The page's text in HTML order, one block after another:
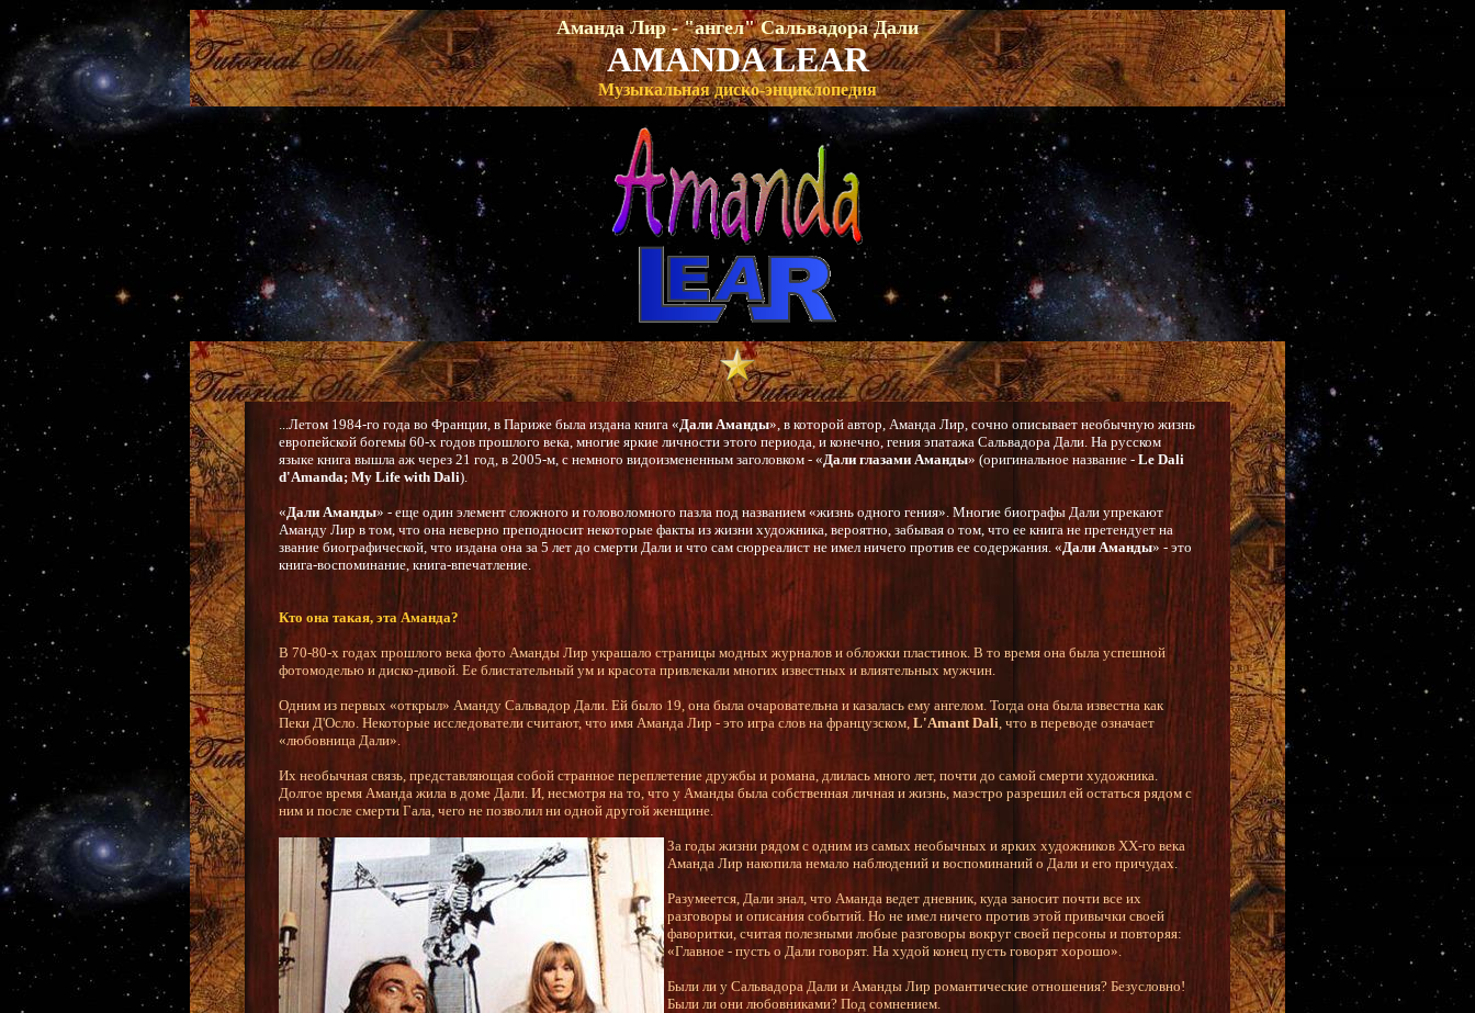
Аманда Лир - "ангел" Сальвадора Дали
AMANDA LEAR
Музыкальная диско-энциклопедия
...Летом 1984-го года во Франции, в Париже была издана книга «Дали Аманды», в которой автор, Аманда Лир, сочно описывает необычную жизнь
европейской богемы 60-х годов прошлого века, многие яркие личности этого периода, и конечно, гения эпатажа Сальвадора Дали. На русском
языке книга вышла аж через 21 год, в 2005-м, с немного видоизмененным заголовком - «Дали глазами Аманды» (оригинальное название - Le Dali
d'Amanda; My Life with Dali).
«Дали Аманды» - еще один элемент сложного и головоломного пазла под названием «жизнь одного гения». Многие биографы Дали упрекают
Аманду Лир в том, что она неверно преподносит некоторые факты из жизни художника, вероятно, забывая о том, что ее книга не претендует на
звание биографической, что издана она за 5 лет до смерти Дали и что сам сюрреалист не имел ничего против ее содержания. «Дали Аманды» - это
книга-воспоминание, книга-впечатление.
Кто она такая, эта Аманда?
В 70-80-х годах прошлого века фото Аманды Лир украшало страницы модных журналов и обложки пластинок. В то время она была успешной
фотомоделью и диско-дивой. Ее блистательный ум и красота привлекали многих известных и влиятельных мужчин.
Одним из первых «открыл» Аманду Сальвадор Дали. Ей было 19, она была очаровательна и казалась ему ангелом. Тогда она была известна как
Пеки Д'Осло. Некоторые исследователи считают, что имя Аманда Лир - это игра слов на французском, L'Amant Dali, что в переводе означает
«любовница Дали».
Их необычная связь, представляющая собой странное переплетение дружбы и романа, длилась много лет, почти до самой смерти художника.
Долгое время Аманда жила в доме Дали. И, несмотря на то, что у Аманды была собственная личная и жизнь, маэстро разрешил ей остаться рядом с
ним и после смерти Гала, чего не позволил ни одной другой женщине.
За годы жизни рядом с одним из самых необычных и ярких художников ХХ-го века
Аманда Лир накопила немало наблюдений и воспоминаний о Дали и его причудах.
Разумеется, Дали знал, что Аманда ведет дневник, куда заносит почти все их
разговоры и описания событий. Но не имел ничего против этой привычки своей
фаворитки, считая полезными любые разговоры вокруг своей персоны и повторяя:
«Главное - пусть о Дали говорят. На худой конец пусть говорят хорошо».
Были ли у Сальвадора Дали и Аманды Лир романтические отношения? Безусловно!
Были ли они любовниками? Под сомнением.